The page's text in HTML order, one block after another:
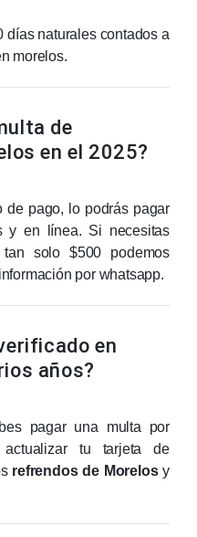
días naturales contados a
morelos.
de
en el 2025?
de pago, lo podrás pagar
y en línea. Si necesitas
solo $500 podemos
por whatsapp.
en
años?
pagar una multa por
actualizar tu tarjeta de
refrendos de Morelosy